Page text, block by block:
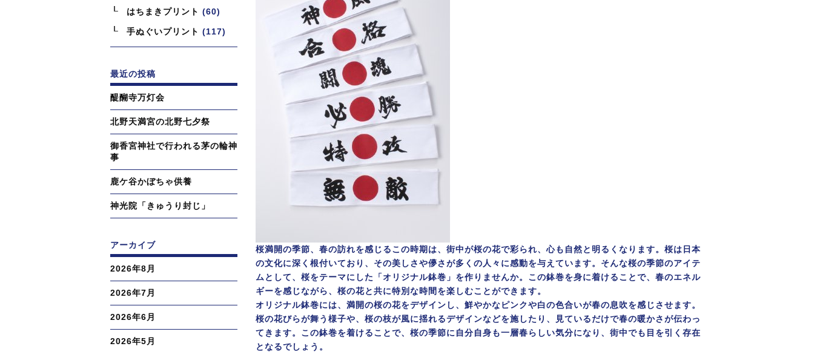
桜満開の季節、春の訪れを感じるこの時期は、街中が桜の花で彩られ、心も自然と明るくなります。桜は日本
の文化に深く根付いており、その美しさや儚さが多くの人々に感動を与えています。そんな桜の季節のアイテ
ムとして、桜をテーマにした「オリジナル鉢巻」を作りませんか。この鉢巻を身に着けることで、春のエネル
ギーを感じながら、桜の花と共に特別な時間を楽しむことができます。
オリジナル鉢巻には、満開の桜の花をデザインし、鮮やかなピンクや白の色合いが春の息吹を感じさせます。
桜の花びらが舞う様子や、桜の枝が風に揺れるデザインなどを施したり、見ているだけで春の暖かさが伝わっ
てきます。この鉢巻を着けることで、桜の季節に自分自身も一層春らしい気分になり、街中でも目を引く存在
となるでしょう。
はちまきプリント (60)
手ぬぐいプリント (117)
最近の投稿
醍醐寺万灯会
北野天満宮の北野七夕祭
御香宮神社で行われる茅の輪神
事
鹿ケ谷かぼちゃ供養
神光院「きゅうり封じ」
アーカイブ
2026年8月
2026年7月
2026年6月
2026年5月